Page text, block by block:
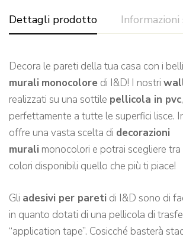
Dettagli prodotto
Decora le pareti della tua casa con i
murali monocolore di I&D! I nostri
realizzati su una sottile pellicola in pvc
perfettamente a tutte le superfici lisce.
offre una vasta scelta di decorazioni
murali monocolori e potrai scegliere tra
colori disponibili quello che più ti piace!
Gli adesivi per pareti di I&D sono di
in quanto dotati di una pellicola di
“application tape”. Cosicché basterà